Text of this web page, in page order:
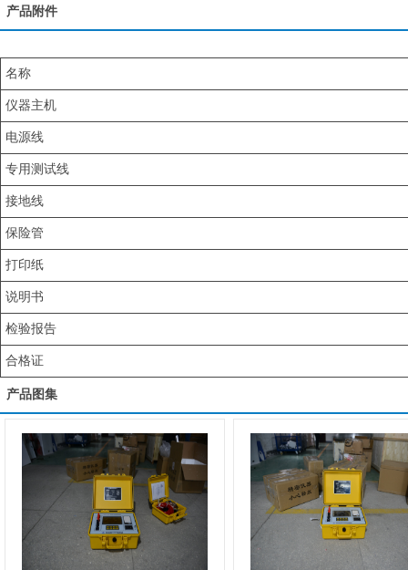
产品附件
名称
仪器主机
电源线
专用测试线
接地线
保险管
打印纸
说明书
检验报告
合格证
产品图集